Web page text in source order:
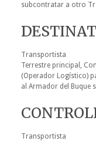
subcontratar a otro
Transportista
Terrestre principal,
(Operador Logístico)
al Armador del Buque
Transportista